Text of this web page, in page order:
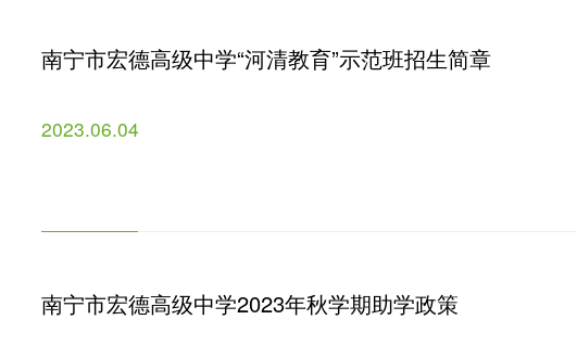
南宁市宏德高级中学“河清教育”示范班招生简章
2023.06.04
南宁市宏德高级中学2023年秋学期助学政策